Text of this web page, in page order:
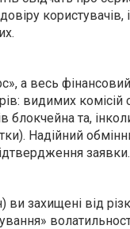
користувачів,
а весь
видимих комісій
та,
Надійний
заявки.
захищені від